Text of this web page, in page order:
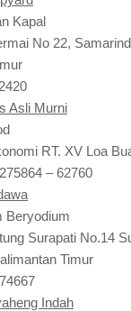
Kapal
No 22,
Asli Murni
RT. XV Loa
– 62760
Beryodium
Surapati No.14
Timur
Indah